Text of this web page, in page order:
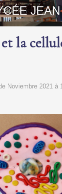
la
Noviembre 2021 à